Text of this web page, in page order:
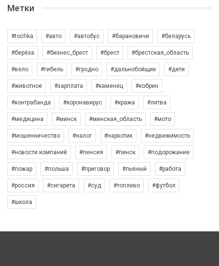
Метки
#tochka #авто #автобус #барановичи #беларусь
#берёза #бизнес_брест #брест #брестская_область
#вело #гибель #гродно #дальнобойщик #дети
#животное #зарплата #каменец #кобрин
#контрабанда #коронавирус #кража #литва
#медицина #минск #минская_область #мото
#мошенничество #налог #наркотик #недвижимость
#новости компаний #пенсия #пинск #подорожание
#пожар #польша #приговор #пьяный #работа
#россия #сигарета #суд #топливо #футбол
#школа